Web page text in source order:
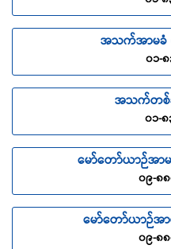
အသက်အာမခံ (
၀၁-
အသက်တစ်
၀၁-
မော်တော်ယာဉ်အ
၀၉-၈
မော်တော်ယာဉ်အာ
၀၉-၈